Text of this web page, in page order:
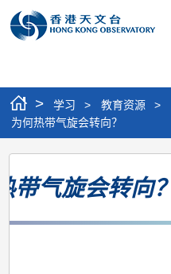
> 学习 > 教育资源
>
为何热带气旋会转向？
为
何
带气旋会转向？